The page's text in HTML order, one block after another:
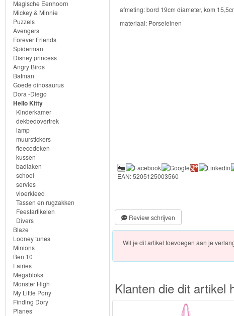
Schleich
Enchantimals
Shimmer
&
Shine
Little
Dutch
PJ
Masks
Super
Mario
Frozen
Paw
Patrol
Fireman
Sam
Magische
afmeting: bord 19cm diameter, kom
materiaal: Porseleinen
EAN: 5205125003560
Review schrijven
Wil je dit artikel toevoegen aan je
Klanten die dit artikel
Magische Eenhoorn
Mickey & Minnie
Puzzels
Avengers
Forever Friends
Spiderman
Disney princess
Angry Birds
Batman
Goede dinosaurus
Dora -Diego
Hello Kitty
Kinderkamer
dekbedovertrek
lamp
muurstickers
fleecedeken
kussen
badlaken
school
servies
vloerkleed
Tassen en rugzakken
Feestartikelen
Divers
Blaze
Looney tunes
Minions
Ben 10
Fairies
Megabloks
Monster High
My Little Pony
Finding Dory
Planes